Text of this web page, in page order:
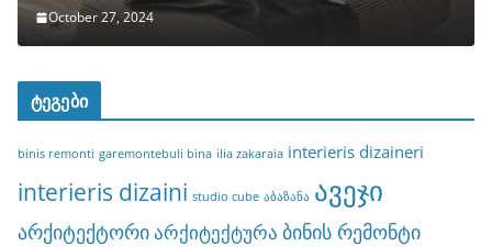
October 27, 2024
ტეგები
binis remonti garemontebuli bina ilia zakaraia interieris dizaineri
interieris dizaini studio cube აბაზანა ავეჯი
არქიტექტორიარქიტექტურა ბინის რემონტი